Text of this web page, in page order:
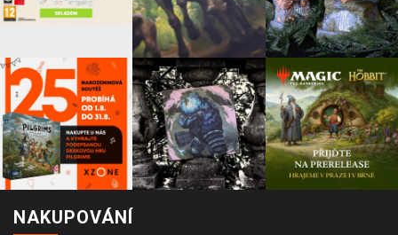
NAKUPOVÁNÍ